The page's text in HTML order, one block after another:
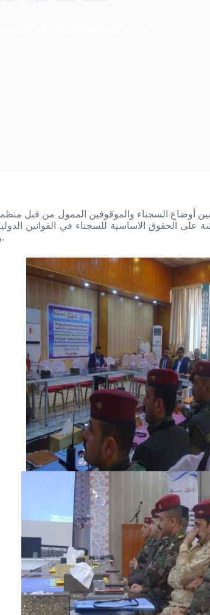
أوضاع السجناء والموقوفين الممول من قبل
٢٠ شخصا في التدريب ورکزت الورشة علی الحقوق الاساسية
والموقوفين في السجون، مراکز الاحتجاز والاصلاحيات في العراق.